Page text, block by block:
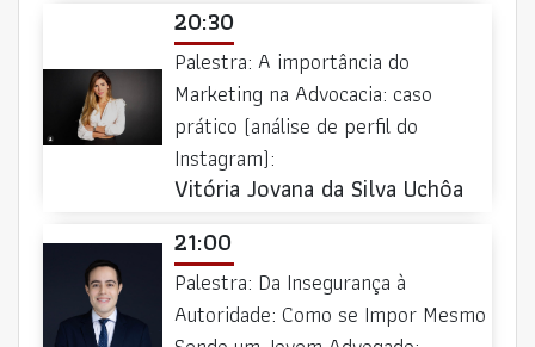
20:30
Palestra: A importância do
Marketing na Advocacia: caso
prático (análise de perfil do
Instagram):
Vitória Jovana da Silva Uchôa
21:00
Palestra: Da Insegurança à
Autoridade: Como se Impor Mesmo